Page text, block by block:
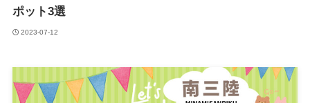
ポット3選
2023-07-12